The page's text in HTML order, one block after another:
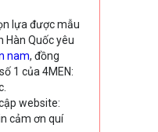
lựa được mẫu
Hàn Quốc yêu
nam, đồng
1 của 4MEN:
website:
cảm ơn quí